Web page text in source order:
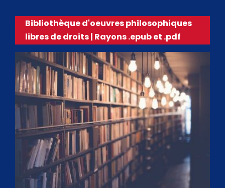
Bibliothèque d'oeuvres philosophiques
libres de droits | Rayons .epub et .pdf